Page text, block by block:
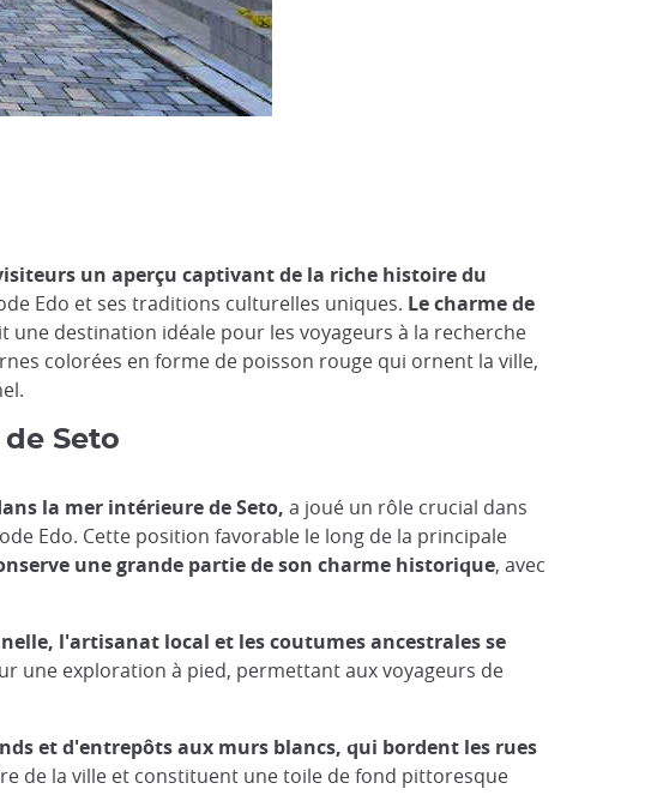
un aperçu captivant de la riche histoire du
Edo et ses traditions culturelles uniques. Le charme de
une destination idéale pour les voyageurs à la recherche
colorées en forme de poisson rouge qui ornent la ville,
Seto
la mer intérieure de Seto, a joué un rôle crucial dans
Edo. Cette position favorable le long de la principale
une grande partie de son charme historique, avec
l'artisanat local et les coutumes ancestrales se
une exploration à pied, permettant aux voyageurs de
et d'entrepôts aux murs blancs, qui bordent les rues
de la ville et constituent une toile de fond pittoresque